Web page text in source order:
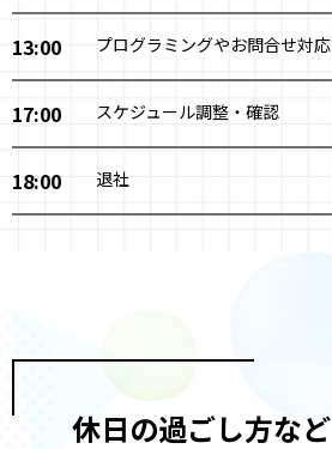
13:00 プログラミングやお問合せ対応
17:00 スケジュール調整・確認
18:00 退社
休日の過ごし方など